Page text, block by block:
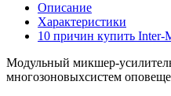
Описание
Характеристики
10 причин купить Inter-
Модульный микшер-
многозоновыхсистем